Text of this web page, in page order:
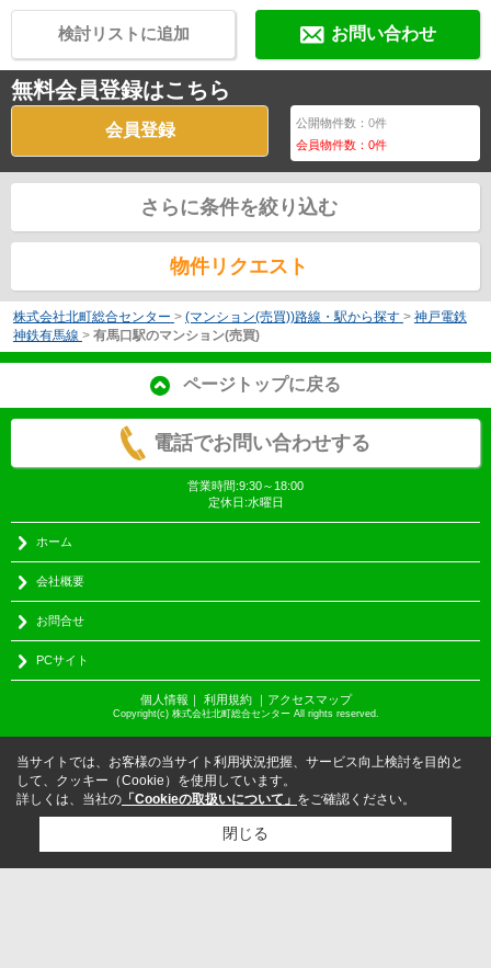
お問い合わせ
検討リストに追加
無料会員登録はこちら
会員登録 公開物件数：0件
会員物件数：0件
さらに条件を絞り込む
物件リクエスト
株式会社北町総合センター > (マンション(売買))路線・駅から探す > 神戸電鉄
神鉄有馬線 > 有馬口駅のマンション(売買)
ページトップに戻る
電話でお問い合わせする
営業時間:9:30～18:00
定休日:水曜日
ホーム
会社概要
お問合せ
PCサイト
個人情報 利用規約｜ アクセスマップ
Copyright(c) 株式会社北町総合センター All rights reserved.
当サイトでは、お客様の当サイト利用状況把握、サービス向上検討を目的と
して、クッキー（Cookie）を使用しています。
詳しくは、当社の 「Cookieの取扱いについて」 をご確認ください。
閉じる